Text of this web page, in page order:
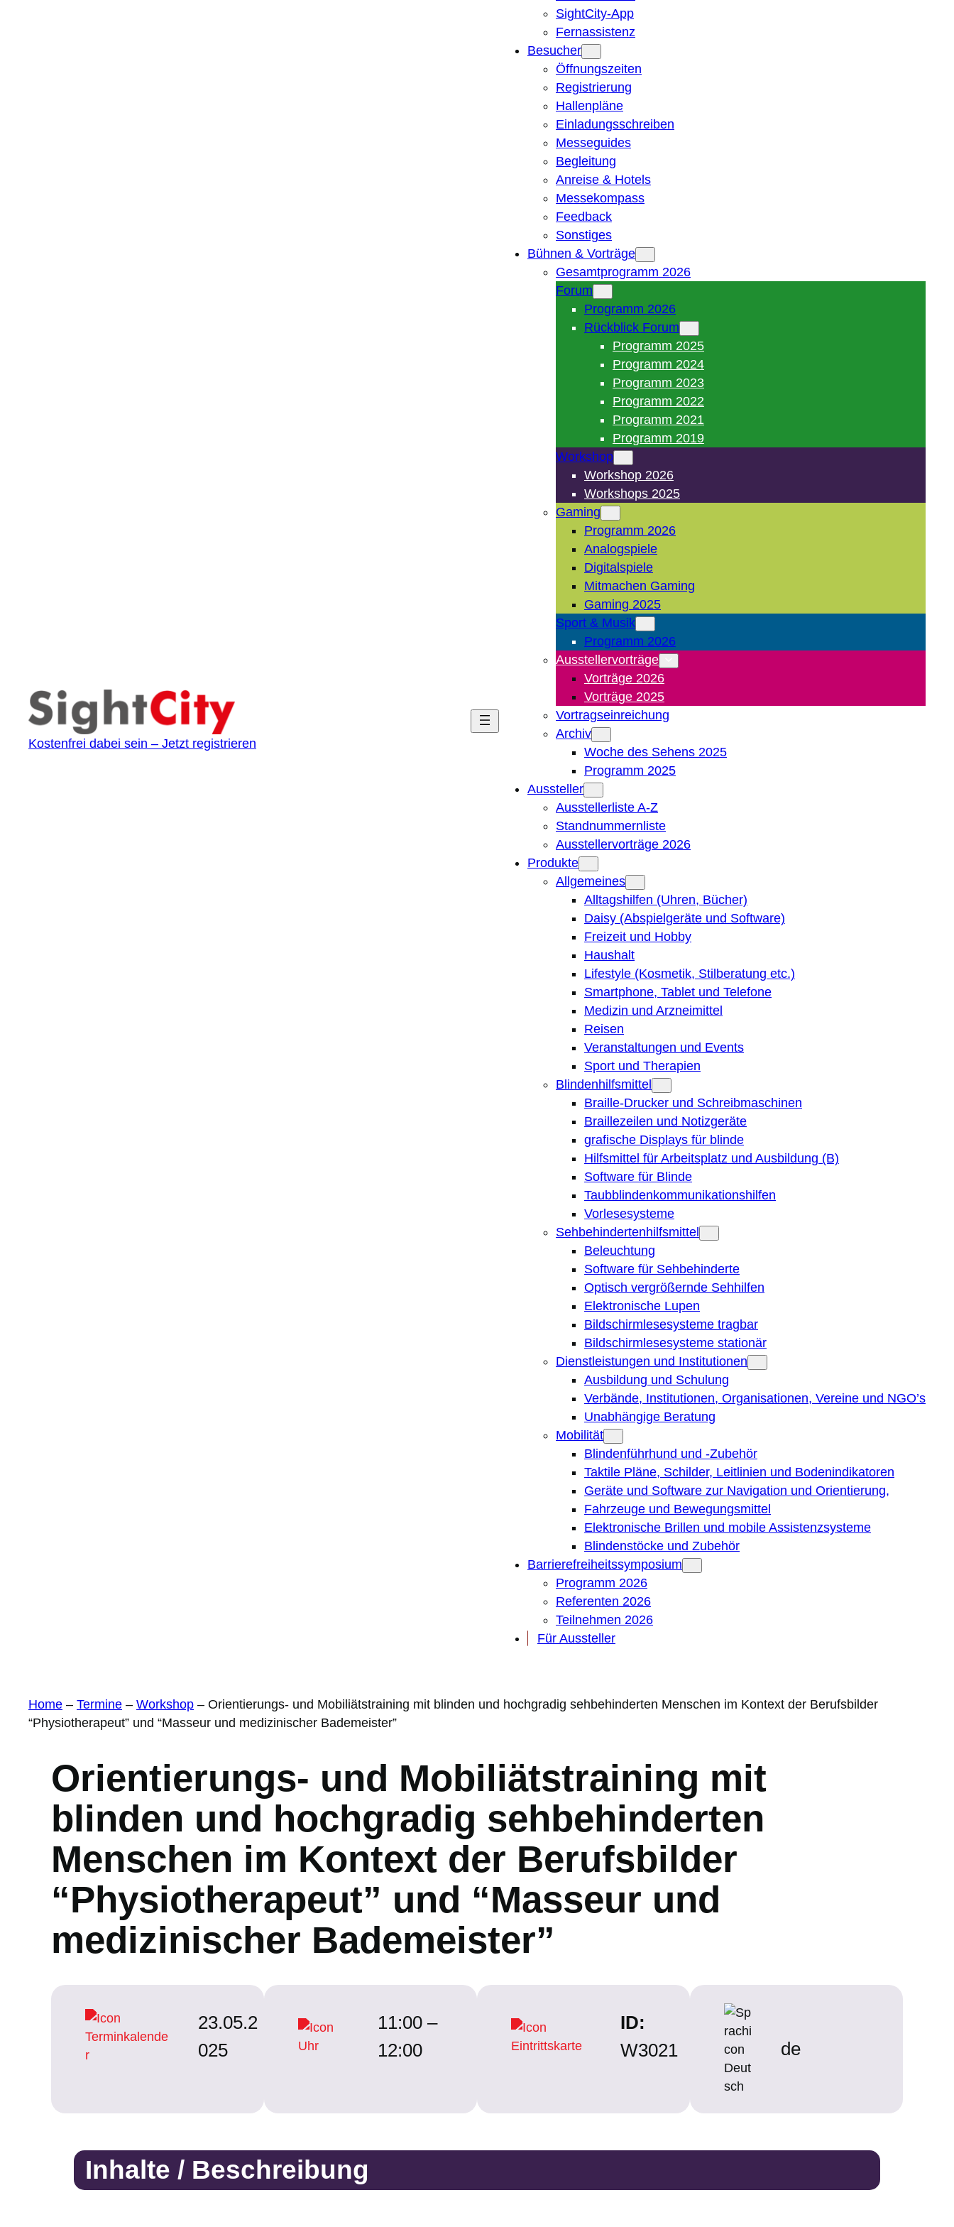
Kostenfrei dabei sein – Jetzt registrieren
SightCity-App
Fernassistenz
Besucher
Öffnungszeiten
Registrierung
Hallenpläne
Einladungsschreiben
Messeguides
Begleitung
Anreise & Hotels
Messekompass
Feedback
Sonstiges
Bühnen & Vorträge
Gesamtprogramm 2026
Forum
Programm 2026
Rückblick Forum
Programm 2025
Programm 2024
Programm 2023
Programm 2022
Programm 2021
Programm 2019
Workshop
Workshop 2026
Workshops 2025
Gaming
Programm 2026
Analogspiele
Digitalspiele
Mitmachen Gaming
Gaming 2025
Sport & Musik
Programm 2026
Ausstellervorträge
Vorträge 2026
Vorträge 2025
Vortragseinreichung
Archiv
Woche des Sehens 2025
Programm 2025
Aussteller
Ausstellerliste A-Z
Standnummernliste
Ausstellervorträge 2026
Produkte
Allgemeines
Alltagshilfen (Uhren, Bücher)
Daisy (Abspielgeräte und Software)
Freizeit und Hobby
Haushalt
Lifestyle (Kosmetik, Stilberatung etc.)
Smartphone, Tablet und Telefone
Medizin und Arzneimittel
Reisen
Veranstaltungen und Events
Sport und Therapien
Blindenhilfsmittel
Braille-Drucker und Schreibmaschinen
Braillezeilen und Notizgeräte
grafische Displays für blinde
Hilfsmittel für Arbeitsplatz und Ausbildung (B)
Software für Blinde
Taubblindenkommunikationshilfen
Vorlesesysteme
Sehbehindertenhilfsmittel
Beleuchtung
Software für Sehbehinderte
Optisch vergrößernde Sehhilfen
Elektronische Lupen
Bildschirmlesesysteme tragbar
Bildschirmlesesysteme stationär
Dienstleistungen und Institutionen
Ausbildung und Schulung
Verbände, Institutionen, Organisationen, Vereine und NGO’s
Unabhängige Beratung
Mobilität
Blindenführhund und -Zubehör
Taktile Pläne, Schilder, Leitlinien und Bodenindikatoren
Geräte und Software zur Navigation und Orientierung,
Fahrzeuge und Bewegungsmittel
Elektronische Brillen und mobile Assistenzsysteme
Blindenstöcke und Zubehör
Barrierefreiheitssymposium
Programm 2026
Referenten 2026
Teilnehmen 2026
Für Aussteller
Home – Termine – Workshop – Orientierungs- und Mobiliätstraining mit blinden und hochgradig sehbehinderten Menschen im Kontext der Berufsbilder
“Physiotherapeut” und “Masseur und medizinischer Bademeister”
Orientierungs- und Mobiliätstraining mit
blinden und hochgradig sehbehinderten
Menschen im Kontext der Berufsbilder
“Physiotherapeut” und “Masseur und
medizinischer Bademeister”
23.05.2
025
11:00 –
12:00
ID:
W3021
de
Inhalte / Beschreibung